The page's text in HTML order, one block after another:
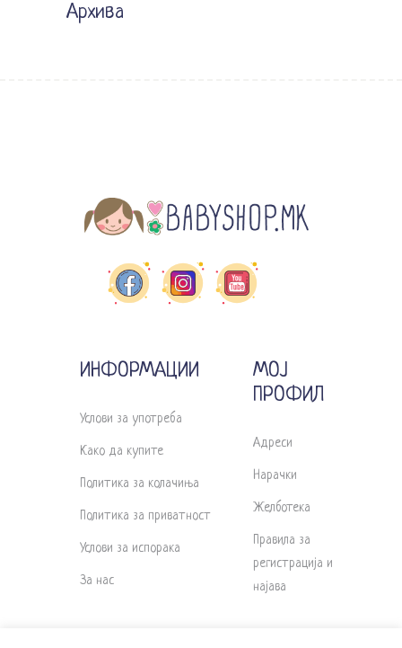
Архива
ИНФОРМАЦИИ
Услови за употреба
Како да купите
Политика за колачиња
Политика за приватност
Услови за испорака
За нас
МОЈ
ПРОФИЛ
Адреси
Нарачки
Желботека
Правила за
регистрација и
најава